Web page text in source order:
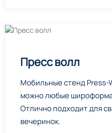
Пресс волл
Мобильные стенд Press-
можно любые
Отлично подходит для
вечеринок.